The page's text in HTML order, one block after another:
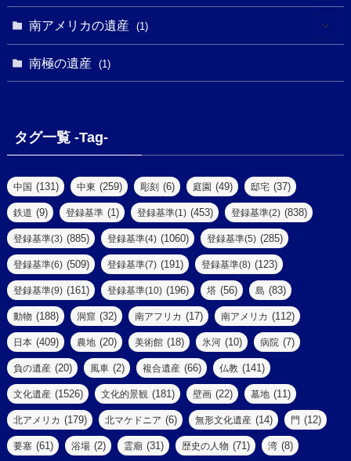
(5)
(39)
(290)
(7)
(6)
(3)
(3)
(6)
(62)
(14)
(61)
(9)
(2)
(17)
(8)
(73)
(11)
(2)
(8)
(4)
(8)
(2)
(2)
(10)
(1)
(1)
(7)
(2)
(47)
(1)
(18)
(2)
(1)
(1)
(2)
(2)
(3)
(1)
(1)
南アメリカの遺産 (1)
南極の遺産 (1)
タグ一覧 -Tag-
中国 (131) 中東 (259) 彫刻 (6) 庭園 (49) 邸宅 (37)
鉄道 (9) 登録基準 (1) 登録基準(1) (453) 登録基準(2) (838)
登録基準(3) (885) 登録基準(4) (1060) 登録基準(5) (285)
登録基準(6) (509) 登録基準(7) (191) 登録基準(8) (123)
登録基準(9) (161) 登録基準(10) (196) 塔 (56) 島 (83)
動物 (188) 洞窟 (32) 南アフリカ (17) 南アメリカ (112)
日本 (409) 農地 (20) 美術館 (18) 氷河 (10) 病院 (7)
負の遺産 (20) 風車 (2) 複合遺産 (66) 仏教 (141)
文化遺産 (1526) 文化的景観 (181) 壁画 (22) 墓地 (11)
北アメリカ (179) 北マケドニア (6) 無形文化遺産 (14) 門 (12)
要塞 (61) 浴場 (2) 霊廟 (31) 歴史の人物 (71) 湾 (8)